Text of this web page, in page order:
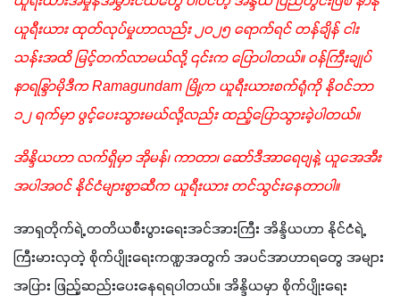
ယူရီးယား ထုတ်လုပ်မှုဟာလည်း ၂၀၂၅ ရောက်ရင် တန်ချိန် ငါး
သန်းအထိ မြင့်တက်လာမယ်လို့ ၎င်းက ပြောပါတယ်။ ဝန်ကြီးချုပ်
နာရန္ဒြာမိုဒီက Ramagundam မြို့က ယူရီးယားစက်ရုံကို နိုဝင်ဘာ
၁၂ ရက်မှာ ဖွင့်ပေးသွားမယ်လို့လည်း ထည့်ပြောသွားခဲ့ပါတယ်။
အိန္ဒိယဟာ လက်ရှိမှာ အိုမန်၊ ကာတာ၊ ဆော်ဒီအာရေဗျနဲ့ ယူအေအီး
အပါအဝင် နိုင်ငံများစွာဆီက ယူရီးယား တင်သွင်းနေတာပါ။
အာရှတိုက်ရဲ့ တတိယစီးပွားရေးအင်အားကြီး အိန္ဒိယဟာ နိုင်ငံရဲ့
ကြီးမားလှတဲ့ စိုက်ပျိုးရေးကဏ္ဍအတွက် အပင်အာဟာရတွေ အများ
အပြား ဖြည့်ဆည်းပေးနေရရပါတယ်။ အိန္ဒိယမှာ စိုက်ပျိုးရေး